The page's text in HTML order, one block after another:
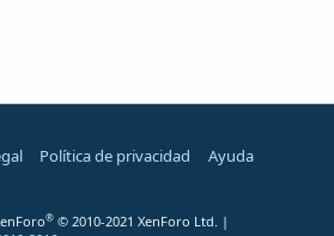
Política de privacidad
Ayuda
® © 2010-2021 XenForo Ltd. |